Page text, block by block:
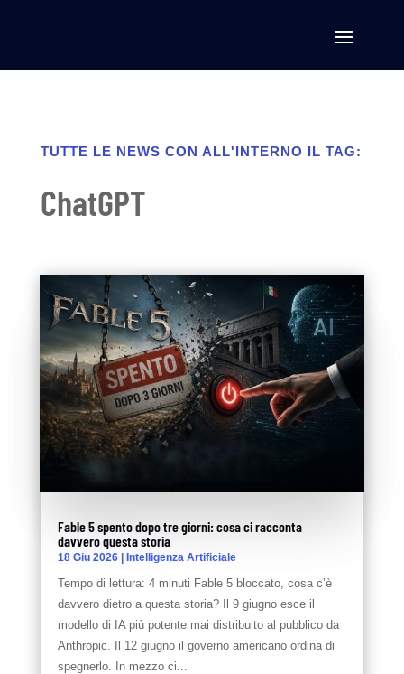
TUTTE LE NEWS CON ALL'INTERNO IL TAG:
ChatGPT
Fable 5 spento dopo tre giorni: cosa ci racconta
davvero questa storia
18 Giu 2026| Intelligenza Artificiale
Tempo di lettura: 4 minuti Fable 5 bloccato, cosa c’è
davvero dietro a questa storia? Il 9 giugno esce il
modello di IA più potente mai distribuito al pubblico da
Anthropic. Il 12 giugno il governo americano ordina di
spegnerlo. In mezzo ci...